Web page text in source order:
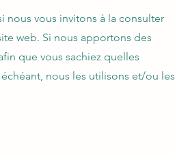
vous invitons à la consulter
web. Si nous apportons des
que vous sachiez quelles
nous les utilisons et/ou les